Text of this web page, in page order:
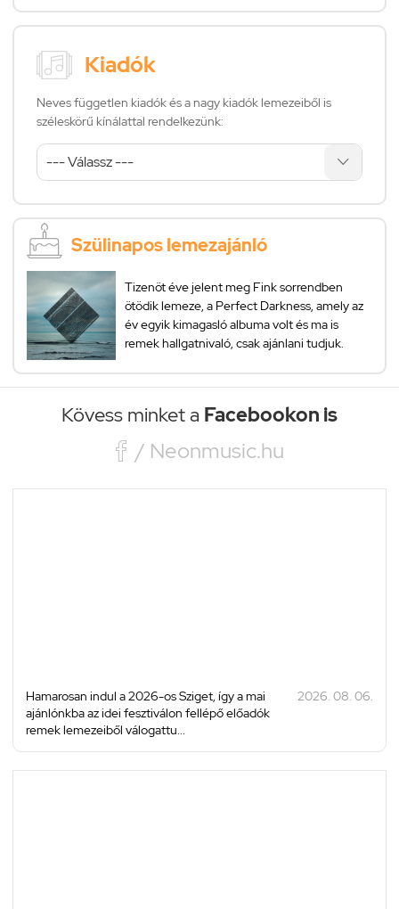
Kiadók
Neves független kiadók és a nagy kiadók lemezeiből is
széleskörű kínálattal rendelkezünk:
Szülinapos lemezajánló
Tizenöt éve jelent meg Fink sorrendben
ötödik lemeze, a Perfect Darkness, amely az
év egyik kimagasló albuma volt és ma is
remek hallgatnivaló, csak ajánlani tudjuk.
Kövess minket a Facebookon is
 / Neonmusic.hu
Hamarosan indul a 2026-os Sziget, így a mai
ajánlónkba az idei fesztiválon fellépő előadók
remek lemezeiből válogattu...
2026. 08. 06.